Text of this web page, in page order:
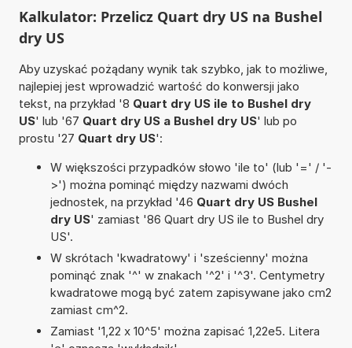
Kalkulator: Przelicz Quart dry US na Bushel
dry US
Aby uzyskać pożądany wynik tak szybko, jak to możliwe,
najlepiej jest wprowadzić wartość do konwersji jako
tekst, na przykład '8 Quart dry US ile to Bushel dry
US' lub '67 Quart dry US a Bushel dry US' lub po
prostu '27 Quart dry US':
W większości przypadków słowo 'ile to' (lub '=' / '-
>') można pominąć między nazwami dwóch
jednostek, na przykład '46 Quart dry US Bushel
dry US' zamiast '86 Quart dry US ile to Bushel dry
US'.
W skrótach 'kwadratowy' i 'sześcienny' można
pominąć znak '^' w znakach '^2' i '^3'. Centymetry
kwadratowe mogą być zatem zapisywane jako cm2
zamiast cm^2.
Zamiast '1,22 x 10^5' można zapisać 1,22e5. Litera